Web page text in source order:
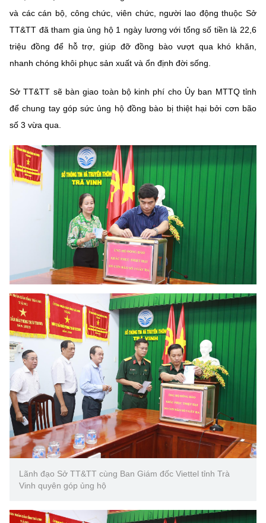
Vietnamese English
BỘ KHOA HỌC VÀ CÔNG NGHỆ
Điều khoản sử dụng
Cơ quan chủ quản: Bộ Khoa học và Công nghệ (MST)
Chịu trách nhiệm nội dung: Nguyễn Thị Hải Hằng
Giám đốc Trung tâm Truyền thông Khoa học và Công nghệ.
Địa chỉ: Ban Biên tập Cổng TTĐT - 18 Nguyễn Du, TP. Hà Nội
Điện thoại: 024 3936 9506
stc@mst.gov.vn
©2026 Bản quyền thuộc Bộ Khoa Học và Công Nghệ
(Ghi rõ nguồn "https://mst.gov.vn" khi phát hành lại thông tin từ
website này)
và các cán bộ, công chức, viên chức, người lao động thuộc Sở
TT&TT đã tham gia ủng hộ 1 ngày lương với tổng số tiền là 22,6
triệu đồng để hỗ trợ, giúp đỡ đồng bào vượt qua khó khăn,
nhanh chóng khôi phục sản xuất và ổn định đời sống.
Sở TT&TT sẽ bàn giao toàn bộ kinh phí cho Ủy ban MTTQ tỉnh
để chung tay góp sức ủng hộ đồng bào bị thiệt hại bởi cơn bão
số 3 vừa qua.
Lãnh đạo Sở TT&TT cùng Ban Giám đốc Viettel tỉnh Trà
Vinh quyên góp ủng hộ